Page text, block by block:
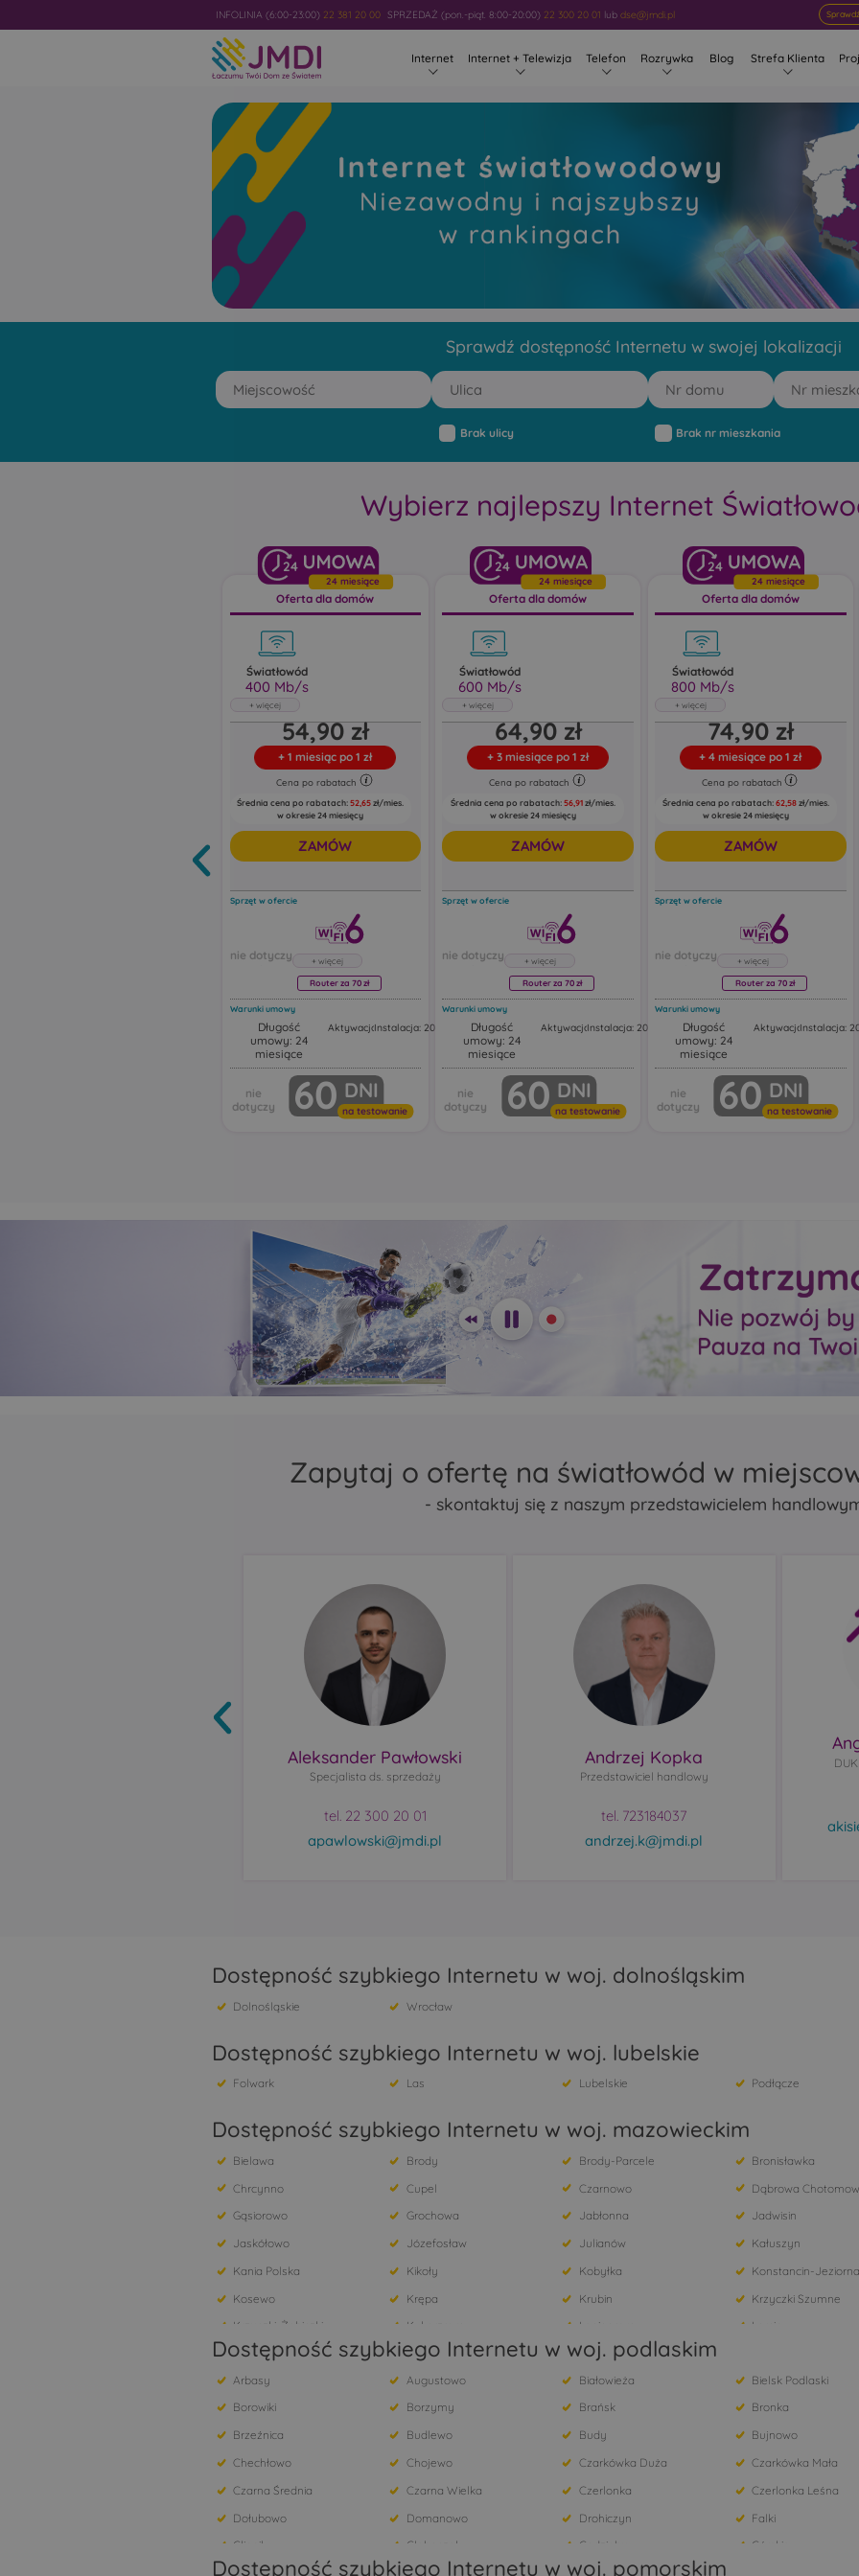
INFOLINIA (6:00-23:00) 22 381 20 00 SPRZEDAŻ (pon.-piąt. 8:00-20:00) 22 300 20 01 lubdse@jmdi.pl
Internet Internet + Telewizja Telefon Rozrywka Blog Strefa Klienta
Internet
Światłowodowy Bryki
Niezawodny i najszybszy w rankingach
Sprawdź dostępność Internetu w swojej lokalizacji
Brak ulicy Brak nr mieszkania
Wybierz najlepszy Internet
24
24 miesiące
Oferta dla domów
Światłowód
400 Mb/s
400 Mb/s
Pobieraj do: 400 Mb/s
Wysyłaj do: 100 Mb/s
54,90 zł
+ 1 miesiąc po 1 zł
Abonament uwzględnia rabat 5 zł za e-
fakturę oraz 5 zł za zgody marketingowe
Cena po rabatach
Średnia cena po rabatach:52,65zł/mies.
w okresie 24 miesięcy
ZAMÓW
Sprzęt w ofercie
Router za 70 zł
Router Huawei FG630
Huawei FG630 to dwuzakresowy
router Wi‑Fi 6 z funkcją Mesh.
Urządzenie działa jako router
Wi‑Fi z portami Ethernet,
punkt dostępowy Access Point
urządzenie rozszerzające
zasięg Mesh
repeater lub bridge
Porty Ethernet automatycznie
wykrywają, czy mają działać
jako LAN czy jako WAN.
Warunki umowy
Długość
umowy: 24
miesiące
Aktywacja: 50,00 złInstalacja: 200,00 zł
60 DNI
na testowanie
24
24 miesiące
Oferta dla domów
Światłowód
600 Mb/s
600 Mb/s
Pobieraj do: 600 Mb/s
Wysyłaj do: 150 Mb/s
64,90 zł
+ 3 miesiące po 1 zł
Abonament uwzględnia rabat 5 zł za e-
fakturę oraz 5 zł za zgody marketingowe
Cena po rabatach
Średnia cena po rabatach:56,91zł/mies.
w okresie 24 miesięcy
ZAMÓW
Sprzęt w ofercie
Router za 70 zł
Router Huawei FG630
Huawei FG630 to dwuzakresowy
router Wi‑Fi 6 z funkcją Mesh.
Urządzenie działa jako router
Wi‑Fi z portami Ethernet,
główny router Wi‑Fi
punkt dostępowy Access Point
zasięg Mesh
repeater lub bridge
Porty Ethernet automatycznie
wykrywają, czy mają działać
Warunki umowy
Długość
umowy: 24
miesiące
Aktywacja: 50,00 złInstalacja: 200,00 zł
60 DNI
na testowanie
24
24 miesiące
Oferta dla domów
Światłowód
800 Mb/s
800 Mb/s
Pobieraj do: 800 Mb/s
Wysyłaj do: 200 Mb/s
74,90 zł
+ 4 miesiące po 1 zł
Abonament uwzględnia rabat 5 zł za e-
fakturę oraz 5 zł za zgody marketingowe
Cena po rabatach
Średnia cena po rabatach:62,58zł/mies.
w okresie 24 miesięcy
ZAMÓW
Sprzęt w ofercie
Router za 70 zł
Router Huawei FG630
Huawei FG630 to
router Wi‑Fi 6 z funkcją
Urządzenie działa jako
Wi‑Fi z portami Ethernet,
punkt dostępowy
urządzenie
zasięg Mesh
repeater lub bridge
Porty Ethernet
wykrywają, czy mają
jako LAN czy jako
Warunki umowy
Długość
umowy: 24
miesiące
Aktywacja: 50,00 zł
Instalacja:
60 DNI
na testowanie
Zapytaj o ofertę na światłowód w
- skontaktuj się z naszym przedstawicielem
Aleksander Pawłowski
Specjalista ds. sprzedaży
tel. 22 300 20 01
apawlowski@jmdi.pl
Andrzej Kopka
Przedstawiciel handlowy
tel. 723184037
andrzej.k@jmdi.pl
Dostępność szybkiego Internetu w woj. dolnośląskim
Dolnośląskie Wrocław
Dostępność szybkiego Internetu w woj. lubelskie
Folwark Las Lubelskie Podłącze
Dostępność szybkiego Internetu w woj. mazowieckim
Bielawa Brody Brody-Parcele Bronisławka
Chrcynno
Cupel Czarnowo Dąbrowa
Gąsiorowo
Grochowa Jabłonna Jadwisin
Jaskółowo
Józefosław Julianów Kałuszyn
Kania Polska
Kikoły Kobyłka Konstancin-Jeziorna
Kosewo
Krępa Krubin Krzyczki Szumne
Krzyczki-Żabiczki
Kukarzewo Legionowo Lorcin
Łajsk
Łąki Łomianki
Mazowsze
Michałów - Reginów Młodzianowo Nowa Wieś
Nowy Dwór Mazowiecki
Nowy Modlin Nuna Olszewnica Nowa
Piaseczno
Piastów Poddębie Pogorzelec
Pomiechowo
Popowo Borowe Pruszków Psucin
Rembelszczyzna
Serock Skrzeszew Słupno
Stanisławów Pierwszy
Stanisławowo Stare Orzechowo Topolina
Wieliszew
Wierzbica Wilków Polski Wójtostwo
Dostępność szybkiego Internetu w woj. podlaskim
Arbasy Augustowo Białowieża Bielsk Podlaski
Borowiki
Borzymy Brańsk Bronka
Brzeźnica
Budlewo Budy Bujnowo
Chechłowo
Chojewo Czarkówka Duża Czarkówka Mała
Czarna Średnia
Czarna Wielka Czerlonka Czerlonka Leśna
Dołubowo
Domanowo Drohiczyn Falki
Glinnik
Głęboczek Godzieby Górskie
Granne
Grudki Holonki
Dostępność szybkiego Internetu w woj. pomorskim